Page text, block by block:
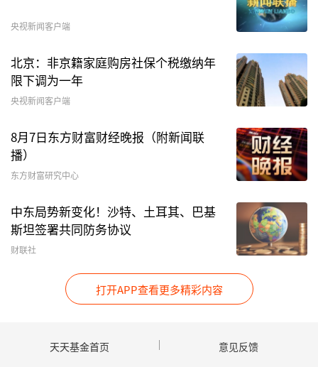
央视新闻客户端
北京：非京籍家庭购房社保个税缴纳年
限下调为一年
央视新闻客户端
8月7日东方财富财经晚报（附新闻联
播）
东方财富研究中心
中东局势新变化！沙特、土耳其、巴基
斯坦签署共同防务协议
财联社
打开APP查看更多精彩内容
天天基金首页 意见反馈